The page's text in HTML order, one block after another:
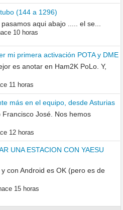
(144 a 1296)
aqui abajo ..... el se...
10 horas
mi primera activación POTA y DME
es anotar en Ham2K PoLo. Y,
11 horas
más en el equipo, desde Asturias
Francisco José. Nos hemos
12 horas
UNA ESTACION CON YAESU
con Android es OK (pero es de
15 horas